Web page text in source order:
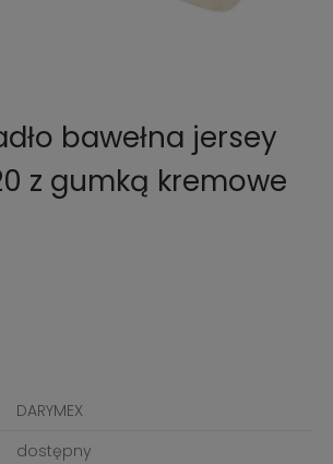
bawełna jersey
z gumką kremowe
DARYMEX
dostępny